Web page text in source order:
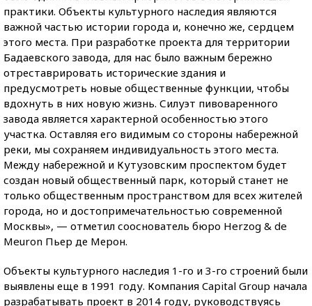
практики. Объекты культурного наследия являются
важной частью истории города и, конечно же, сердцем
этого места. При разработке проекта для территории
Бадаевского завода, для нас было важным бережно
отреставрировать исторические здания и
предусмотреть новые общественные функции, чтобы
вдохнуть в них новую жизнь. Силуэт пивоваренного
завода является характерной особенностью этого
участка. Оставляя его видимым со стороны набережной
реки, мы сохраняем индивидуальность этого места.
Между набережной и Кутузовским проспектом будет
создан новый общественный парк, который станет не
только общественным пространством для всех жителей
города, но и достопримечательностью современной
Москвы», — отметил сооснователь бюро Herzog & de
Meuron Пьер де Мерон.
Объекты культурного наследия 1-го и 3-го строений были
выявлены еще в 1991 году. Компания Capital Group начала
разрабатывать проект в 2014 году, руководствуясь